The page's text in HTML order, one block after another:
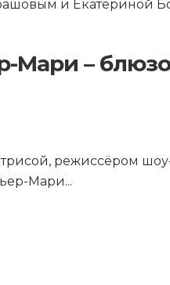
и Екатериной
Мари –
режиссёром
Мари...